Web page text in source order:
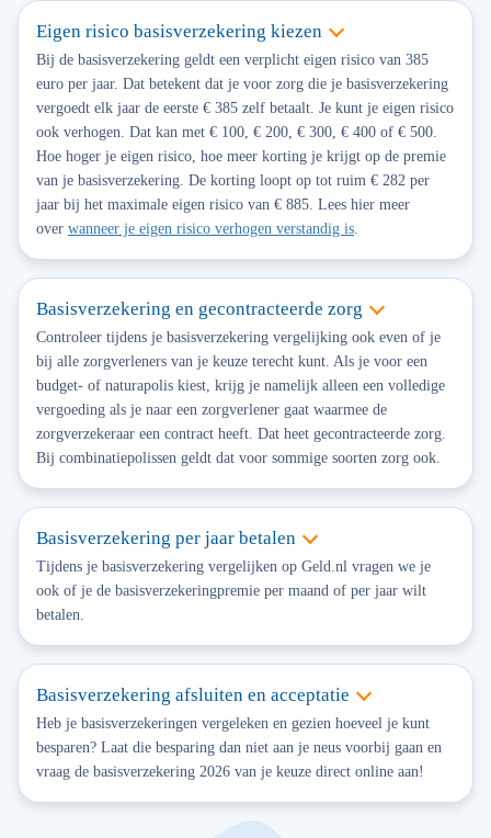
Eigen risico basisverzekering kiezen
Bij de basisverzekering geldt een verplicht eigen risico van 385
euro per jaar. Dat betekent dat je voor zorg die je basisverzekering
vergoedt elk jaar de eerste € 385 zelf betaalt. Je kunt je eigen risico
ook verhogen. Dat kan met € 100, € 200, € 300, € 400 of € 500.
Hoe hoger je eigen risico, hoe meer korting je krijgt op de premie
van je basisverzekering. De korting loopt op tot ruim € 282 per
jaar bij het maximale eigen risico van € 885. Lees hier meer
over wanneer je eigen risico verhogen verstandig is.
Basisverzekering en gecontracteerde zorg
Controleer tijdens je basisverzekering vergelijking ook even of je
bij alle zorgverleners van je keuze terecht kunt. Als je voor een
budget- of naturapolis kiest, krijg je namelijk alleen een volledige
vergoeding als je naar een zorgverlener gaat waarmee de
zorgverzekeraar een contract heeft. Dat heet gecontracteerde zorg.
Bij combinatiepolissen geldt dat voor sommige soorten zorg ook.
Basisverzekering per jaar betalen
Tijdens je basisverzekering vergelijken op Geld.nl vragen we je
ook of je de basisverzekeringpremie per maand of per jaar wilt
betalen.
Basisverzekering afsluiten en acceptatie
Heb je basisverzekeringen vergeleken en gezien hoeveel je kunt
besparen? Laat die besparing dan niet aan je neus voorbij gaan en
vraag de basisverzekering 2026 van je keuze direct online aan!